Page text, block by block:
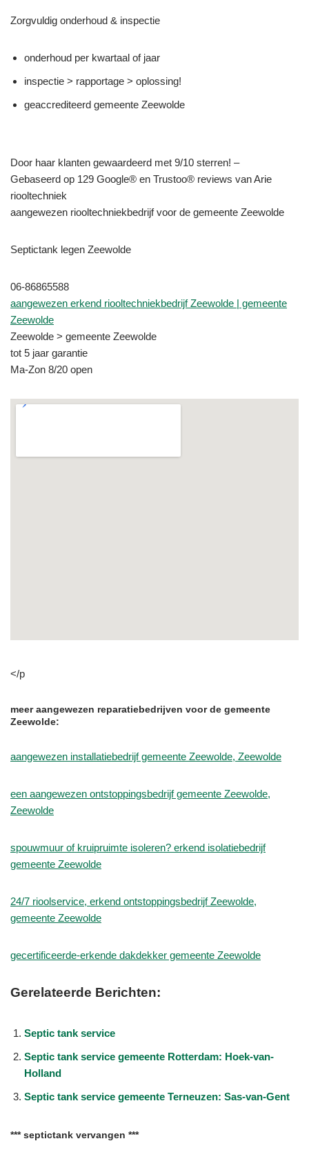
Zorgvuldig onderhoud & inspectie
onderhoud per kwartaal of jaar
inspectie > rapportage > oplossing!
geaccrediteerd gemeente Zeewolde
Door haar klanten gewaardeerd met 9/10 sterren! –
Gebaseerd op 129 Google® en Trustoo® reviews van Arie
riooltechniek
aangewezen riooltechniekbedrijf voor de gemeente Zeewolde
Septictank legen Zeewolde
06-86865588
aangewezen erkend riooltechniekbedrijf Zeewolde | gemeente
Zeewolde
Zeewolde > gemeente Zeewolde
tot 5 jaar garantie
Ma-Zon 8/20 open
</p
meer aangewezen reparatiebedrijven voor de gemeente
Zeewolde:
aangewezen installatiebedrijf gemeente Zeewolde, Zeewolde
een aangewezen ontstoppingsbedrijf gemeente Zeewolde,
Zeewolde
spouwmuur of kruipruimte isoleren? erkend isolatiebedrijf
gemeente Zeewolde
24/7 rioolservice, erkend ontstoppingsbedrijf Zeewolde,
gemeente Zeewolde
gecertificeerde-erkende dakdekker gemeente Zeewolde
Gerelateerde Berichten:
Septic tank service
Septic tank service gemeente Rotterdam: Hoek-van-
Holland
Septic tank service gemeente Terneuzen: Sas-van-Gent
*** septictank vervangen ***